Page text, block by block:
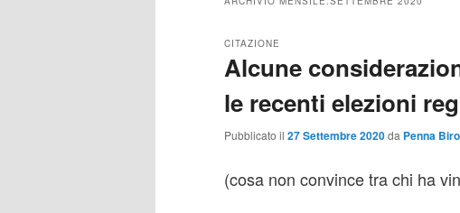
Alcune
le recenti elezioni
CITAZIONE
Pubblicato il 27 Settembre 2020da Penna Biro
(cosa non convince tra chi ha